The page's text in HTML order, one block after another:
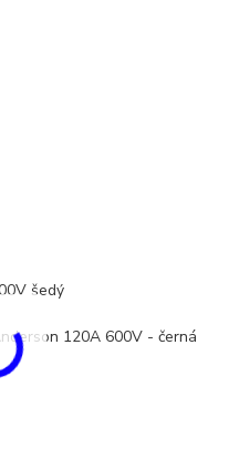
šedý
120A 600V - černá